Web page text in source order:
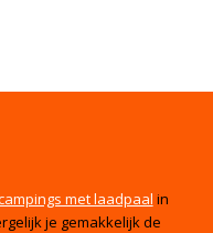
met laadpaal in
je gemakkelijk de